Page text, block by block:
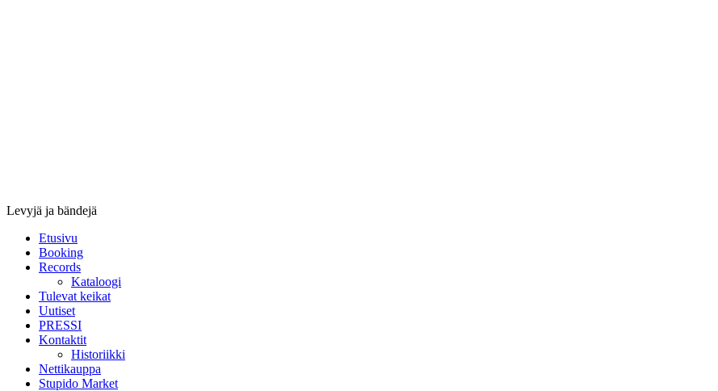
Levyjä ja bändejä
Etusivu
Booking
Records
Kataloogi
Tulevat keikat
Uutiset
PRESSI
Kontaktit
Historiikki
Nettikauppa
Stupido Market